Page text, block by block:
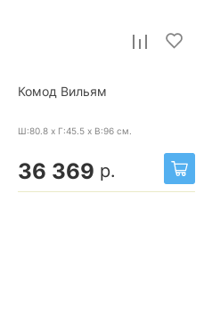
Комод Вильям
Ш:80.8 x Г:45.5 x В:96 см.
36 369 р.